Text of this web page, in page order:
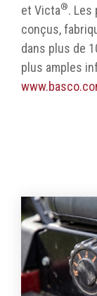
et Victa®. Les
conçus,
dans plus de
plus amples